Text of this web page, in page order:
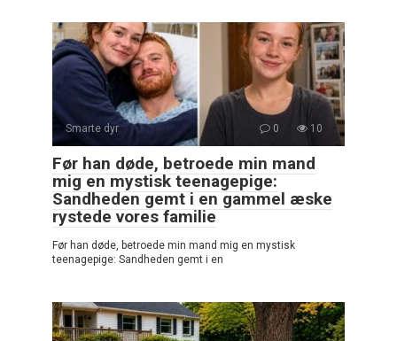
Smarte dyr 0 10
Før han døde, betroede min mand
mig en mystisk teenagepige:
Sandheden gemt i en gammel æske
rystede vores familie
Før han døde, betroede min mand mig en mystisk
teenagepige: Sandheden gemt i en